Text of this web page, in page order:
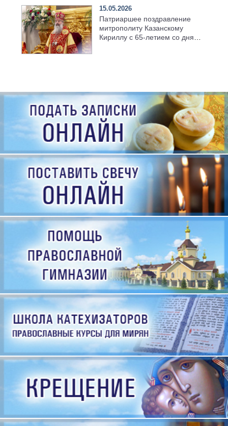
15.05.2026
Патриаршее поздравление
митрополиту Казанскому
Кириллу с 65-летием со дня